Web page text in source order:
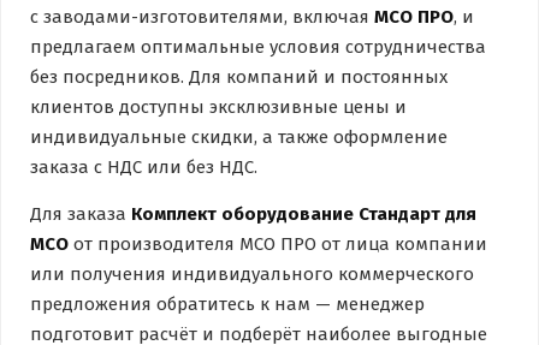
с заводами-изготовителями, включая МСО ПРО, и
предлагаем оптимальные условия сотрудничества
без посредников. Для компаний и постоянных
клиентов доступны эксклюзивные цены и
индивидуальные скидки, а также оформление
заказа с НДС или без НДС.
Для заказа Комплект оборудование Стандарт для
МСО от производителя МСО ПРО от лица компании
или получения индивидуального коммерческого
предложения обратитесь к нам — менеджер
подготовит расчёт и подберёт наиболее выгодные